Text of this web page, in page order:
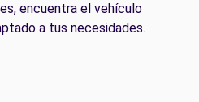
encuentra el vehículo
a tus necesidades.